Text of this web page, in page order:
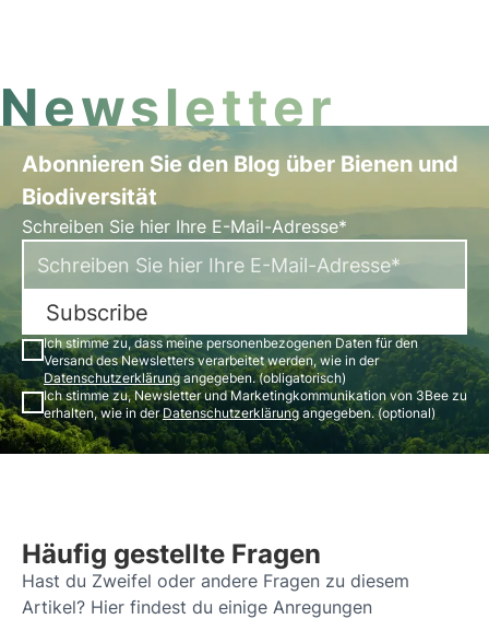
Newsletter
Abonnieren Sie den Blog über Bienen und
Biodiversität
Schreiben Sie hier Ihre E-Mail-Adresse*
Subscribe
Ich stimme zu, dass meine personenbezogenen Daten für den
Versand des Newsletters verarbeitet werden, wie in der
Datenschutzerklärungangegeben. (obligatorisch)
Ich stimme zu, Newsletter und Marketingkommunikation von 3Bee zu
erhalten, wie in derDatenschutzerklärungangegeben. (optional)
Häufig gestellte Fragen
Hast du Zweifel oder andere Fragen zu diesem
Artikel? Hier findest du einige Anregungen